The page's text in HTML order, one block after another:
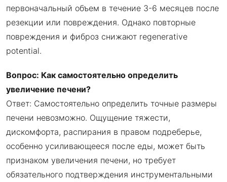
первоначальный объем в течение 3-6 месяцев после
резекции или повреждения. Однако повторные
повреждения и фиброз снижают regenerative
potential.
Вопрос: Как самостоятельно определить
увеличение печени?
Ответ: Самостоятельно определить точные размеры
печени невозможно. Ощущение тяжести,
дискомфорта, распирания в правом подреберье,
особенно усиливающееся после еды, может быть
признаком увеличения печени, но требует
обязательного подтверждения инструментальными